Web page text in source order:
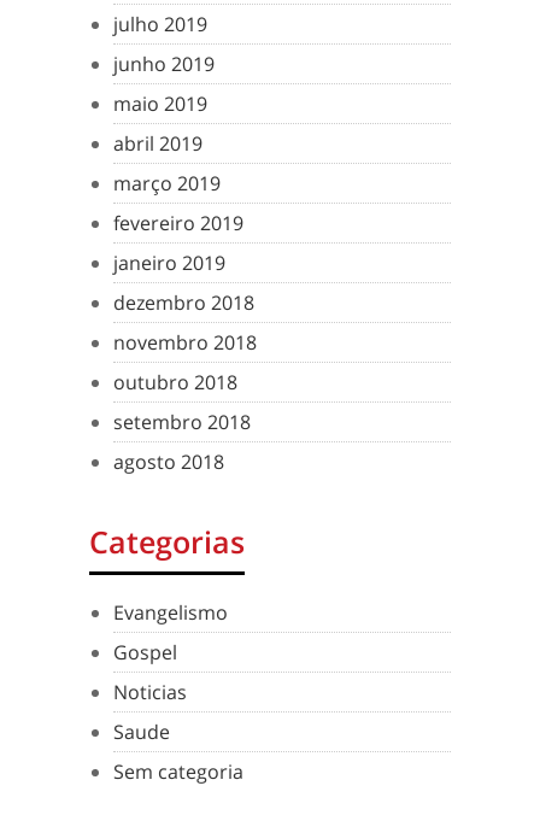
julho 2019
junho 2019
maio 2019
abril 2019
março 2019
fevereiro 2019
janeiro 2019
dezembro 2018
novembro 2018
outubro 2018
setembro 2018
agosto 2018
Categorias
Evangelismo
Gospel
Noticias
Saude
Sem categoria